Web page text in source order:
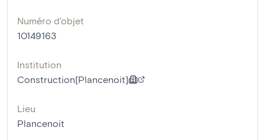
Numéro d'objet
10149163
Institution
Construction[Plancenoit]
Lieu
Plancenoit